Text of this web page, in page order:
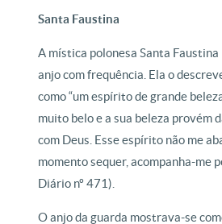
Santa Faustina
A mística polonesa Santa
anjo com frequência. Ela o
como “um espírito de grande
muito belo e a sua beleza provém
com Deus. Esse espírito não me
momento sequer, acompanha-me
Diário nº 471).
O anjo da guarda mostrava-se